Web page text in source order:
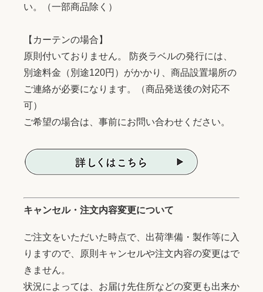
い。（一部商品除く）
【カーテンの場合】
原則付いておりません。 防炎ラベルの発行には、
別途料金（別途120円）がかかり、商品設置場所の
ご連絡が必要になります。（商品発送後の対応不
可）
ご希望の場合は、事前にお問い合わせください。
キャンセル・注文内容変更について
ご注文をいただいた時点で、出荷準備・製作等に入
りますので、原則キャンセルや注文内容の変更はで
きません。
状況によっては、お届け先住所などの変更も出来か